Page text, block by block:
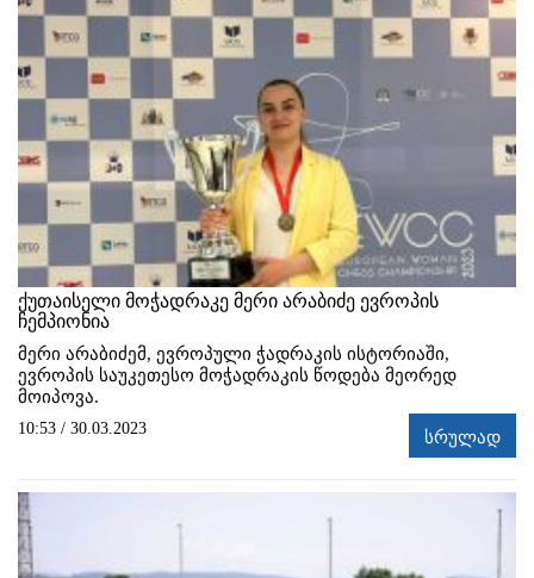
ქუთაისელი მოჭადრაკე მერი არაბიძე ევროპის
ჩემპიონია
მერი არაბიძემ, ევროპული ჭადრაკის ისტორიაში,
ევროპის საუკეთესო მოჭადრაკის წოდება მეორედ
მოიპოვა.
10:53 / 30.03.2023 სრულად